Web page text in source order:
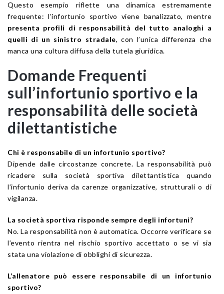
Questo esempio riflette una dinamica estremamente
frequente: l’infortunio sportivo viene banalizzato, mentre
presenta profili di responsabilità del tutto analoghi a
quelli di un sinistro stradale, con l’unica differenza che
manca una cultura diffusa della tutela giuridica.
Domande Frequenti
sull’infortunio sportivo e la
responsabilità delle società
dilettantistiche
Chi è responsabile di un infortunio sportivo?
Dipende dalle circostanze concrete. La responsabilità può
ricadere sulla società sportiva dilettantistica quando
l’infortunio deriva da carenze organizzative, strutturali o di
vigilanza.
La società sportiva risponde sempre degli infortuni?
No. La responsabilità non è automatica. Occorre verificare se
l’evento rientra nel rischio sportivo accettato o se vi sia
stata una violazione di obblighi di sicurezza.
L’allenatore può essere responsabile di un infortunio
sportivo?